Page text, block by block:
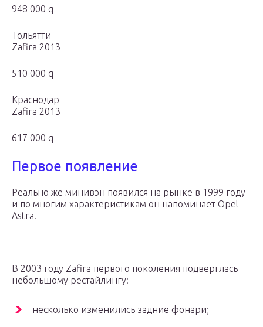
948 000 q
Тольятти
Zafira 2013
510 000 q
Краснодар
Zafira 2013
617 000 q
Первое появление
Реально же минивэн появился на рынке в 1999 году
и по многим характеристикам он напоминает Opel
Astra.
В 2003 году Zafira первого поколения подверглась
небольшому рестайлингу:
несколько изменились задние фонари;